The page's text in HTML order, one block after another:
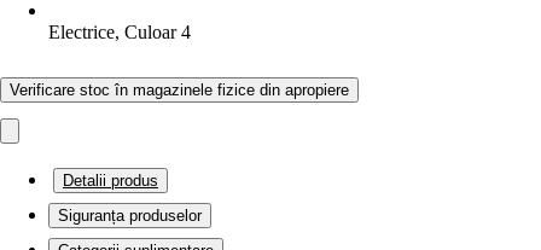
Electrice, Culoar 4
Verificare stoc în magazinele fizice din apropiere
Detalii produs
Siguranța produselor